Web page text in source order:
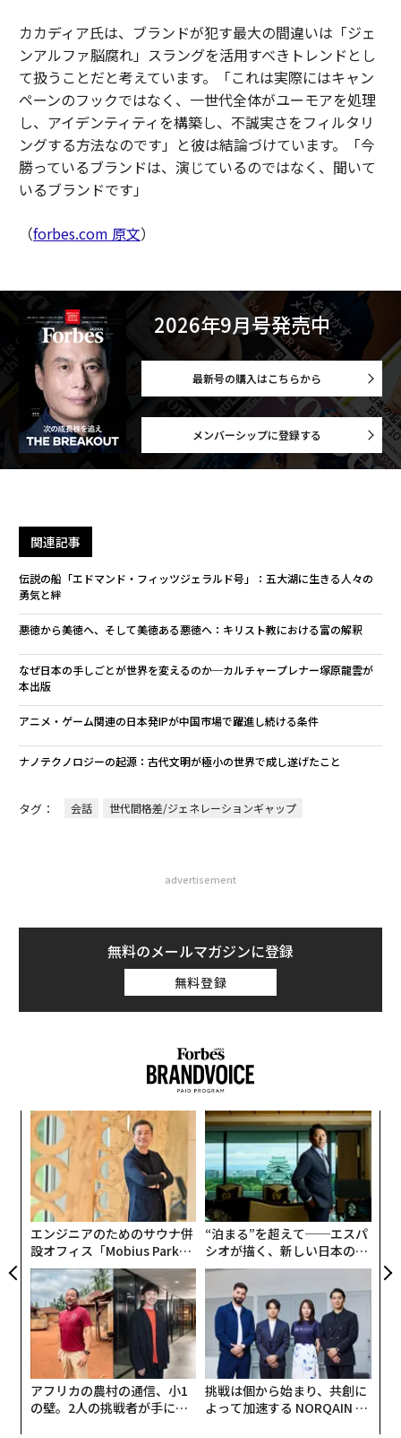
カカディア氏は、ブランドが犯す最大の間違いは「ジェ
ンアルファ脳腐れ」スラングを活用すべきトレンドとし
て扱うことだと考えています。「これは実際にはキャン
ペーンのフックではなく、一世代全体がユーモアを処理
し、アイデンティティを構築し、不誠実さをフィルタリ
ングする方法なのです」と彼は結論づけています。「今
勝っているブランドは、演じているのではなく、聞いて
いるブランドです」
（forbes.com 原文）
2026年9月号発売中
最新号の購入はこちらから
メンバーシップに登録する
関連記事
伝説の船「エドマンド・フィッツジェラルド号」：五大湖に生きる人々の
勇気と絆
悪徳から美徳へ、そして美徳ある悪徳へ：キリスト教における富の解釈
なぜ日本の手しごとが世界を変えるのか─カルチャープレナー塚原龍雲が
本出版
アニメ・ゲーム関連の日本発IPが中国市場で躍進し続ける条件
ナノテクノロジーの起源：古代文明が極小の世界で成し遂げたこと
タグ： 会話 世代間格差/ジェネレーションギャップ
advertisement
無料のメールマガジンに登録
無料登録
エンジニアのためのサウナ併
設オフィス「Mobius Park」
がオープン──タマディック
が健康経営を徹底する理由
“泊まる”を超えて──エスパ
シオが描く、新しい日本のラ
グジュアリー（前編）
アフリカの農村の通信、小1
の壁。2人の挑戦者が手にし
挑戦は個から始まり、共創に
よって加速する NORQAIN JA